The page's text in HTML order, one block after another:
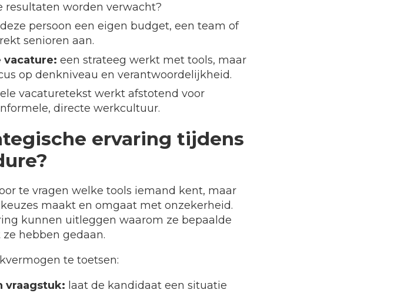
resultaten worden verwacht?
persoon een eigen budget, een team of
senioren aan.
vacature: een strateeg werkt met tools, maar
op denkniveau en verantwoordelijkheid.
vacaturetekst werkt afstotend voor
directe werkcultuur.
ervaring tijdens
te vragen welke tools iemand kent, maar
maakt en omgaat met onzekerheid.
kunnen uitleggen waarom ze bepaalde
hebben gedaan.
te toetsen:
vraagstuk: laat de kandidaat een situatie